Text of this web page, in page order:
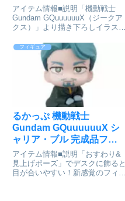
が予約受付中
アイテム情報■説明「機動戦士
Gundam GQuuuuuuX（ジークア
クス）」より描き下ろしイラスト
戦士Gundam GQuuuuuuX_アク
リルスタンド／ニャアンcolleize
フィギュア
るかっぷ 機動戦士
Gundam GQuuuuuuX シ
ャリア・ブル 完成品フィ
ギュア[メガハウス]が予約
受付中
アイテム情報■説明「おすわり&
見上げポーズ」でデスクに飾ると
目が合いやすい！新感覚のフィギ